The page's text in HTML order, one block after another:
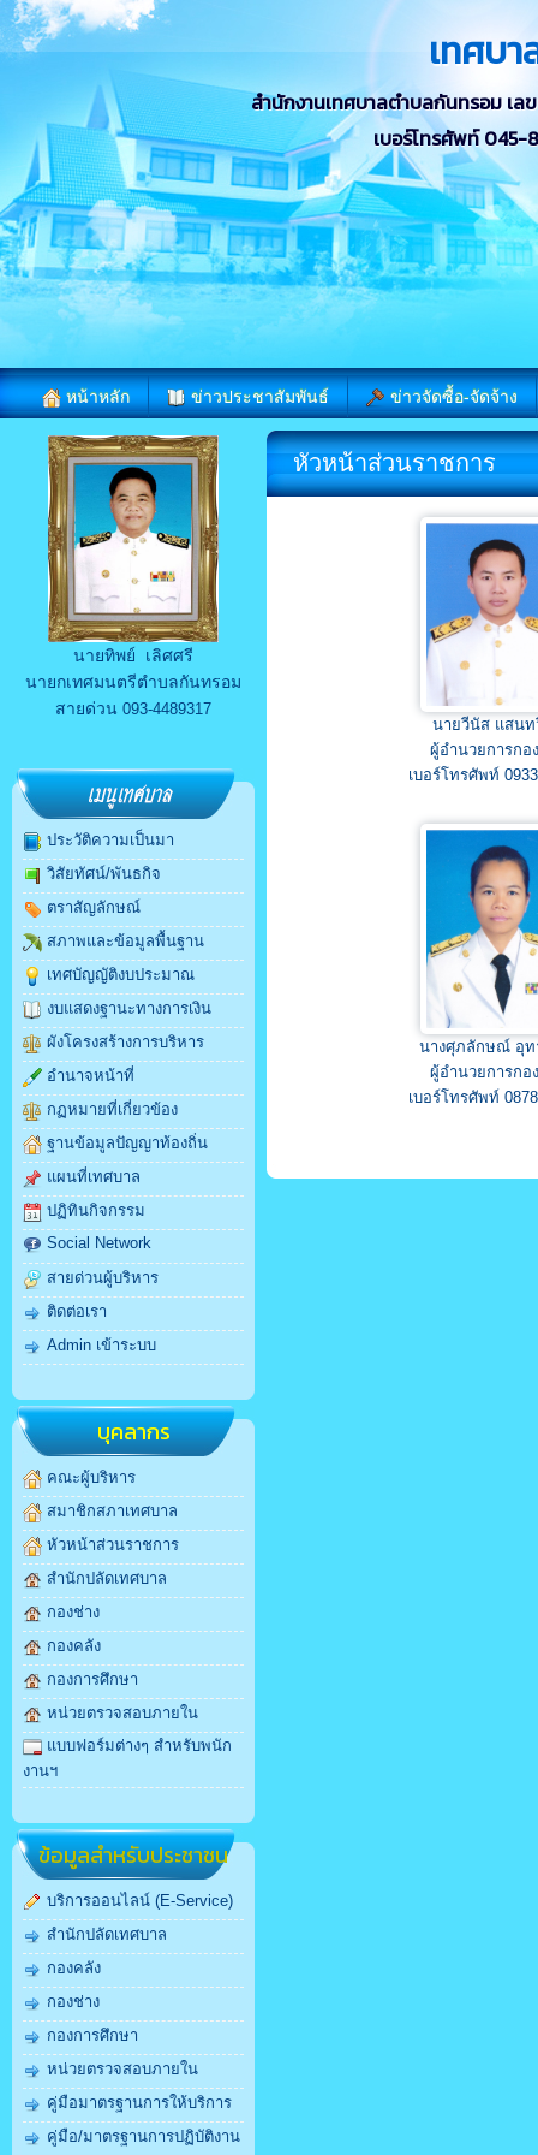
เทศบ
สำนักงานเทศบาลตำบลกันทรอม เ
เบอร์โทรศัพท์
หน้าหลัก ข่าวประชาสัมพันธ์ ข่าวจัดซื้อ-จัดจ้าง
นายทิพย์ เลิศศรี
นายกเทศมนตรีตำบลกันทรอม
สายด่วน 093-4489317
ประวัติความเป็นมา
วิสัยทัศน์/พันธกิจ
ตราสัญลักษณ์
สภาพและข้อมูลพื้นฐาน
เทศบัญญัติงบประมาณ
งบแสดงฐานะทางการเงิน
ผังโครงสร้างการบริหาร
อำนาจหน้าที่
กฏหมายที่เกี่ยวข้อง
ฐานข้อมูลปัญญาท้องถิ่น
แผนที่เทศบาล
ปฏิทินกิจกรรม
Social Network
สายด่วนผู้บริหาร
ติดต่อเรา
Admin เข้าระบบ
บุคลากร
คณะผู้บริหาร
สมาชิกสภาเทศบาล
หัวหน้าส่วนราชการ
สำนักปลัดเทศบาล
กองช่าง
กองคลัง
กองการศึกษา
หน่วยตรวจสอบภายใน
แบบฟอร์มต่างๆ สำหรับพนัก
งานฯ
ข้อมูลสำหรับประชาชน
บริการออนไลน์ (E-Service)
สำนักปลัดเทศบาล
กองคลัง
กองช่าง
กองการศึกษา
หน่วยตรวจสอบภายใน
คู่มือมาตรฐานการให้บริการ
คู่มือ/มาตรฐานการปฏิบัติงาน
หัวหน้าส่วนราชการ
นายวีนัส แสนท
ผู้อำนวยการกอ
เบอร์โทรศัพท์
นางศุภลักษณ์ อุ
ผู้อำนวยการกอ
เบอร์โทรศัพท์